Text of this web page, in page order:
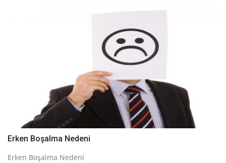
Erken Boşalma Nedeni
Erken Boşalma Nedeni